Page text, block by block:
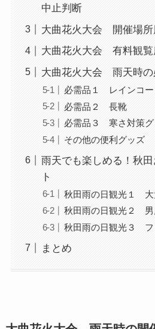
中止判断
大曲花火大会 開催場所
大曲花火大会 有料観覧
大曲花火大会 雨天時の
必需品１ レインコー
必需品２ 長靴
必需品３ 寒さ対策グ
その他の便利グッズ
雨天でも楽しめる！秋
ト
秋田雨の日観光１ 大
秋田雨の日観光２ 男
秋田雨の日観光３ フ
まとめ